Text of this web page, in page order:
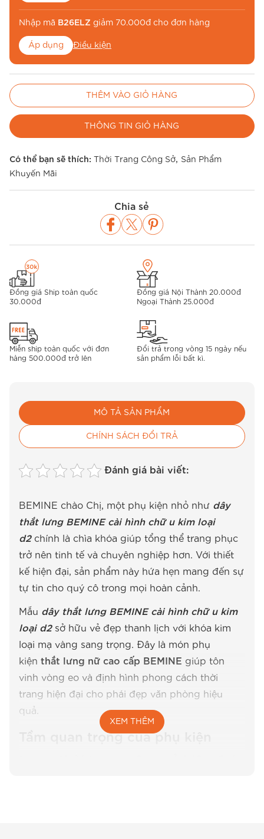
Nhập mã B26ELZ giảm 70.000đ cho đơn hàng
Áp dụng Điều kiện
Nhập mãBE26MUAđể miễn phí vận chuyển
Điều kiện
THÊM VÀO GIỎ HÀNG
THÔNG TIN GIỎ HÀNG
Có thể bạn sẽ thích: Thời Trang Công Sở, Sản Phẩm
Khuyến Mãi
Chia sẻ
Đồng giá Ship toàn quốc
30.000đ
Đồng giá Nội Thành 20.000đ
Ngoại Thành 25.000đ
Miễn ship toàn quốc với đơn
hàng 500.000đ trở lên
Đổi trả trong vòng 15 ngày nếu
sản phẩm lỗi bất kì.
MÔ TẢ SẢN PHẨM
CHÍNH SÁCH ĐỔI TRẢ
Đánh giá bài viết:
BEMINE chào Chị, một phụ kiện nhỏ như dây
thắt lưng BEMINE cài hình chữ u kim loại
d2chính là chìa khóa giúp tổng thể trang phục
trở nên tinh tế và chuyên nghiệp hơn. Với thiết
kế hiện đại, sản phẩm này hứa hẹn mang đến sự
tự tin cho quý cô trong mọi hoàn cảnh.
Mẫu dây thắt lưng BEMINE cài hình chữ u kim
loại d2sở hữu vẻ đẹp thanh lịch với khóa kim
loại mạ vàng sang trọng. Đây là món phụ
kiện thắt lưng nữ cao cấp BEMINE giúp tôn
vinh vòng eo và định hình phong cách thời
trang hiện đại cho phái đẹp văn phòng hiệu
quả.
Tầm quan trọng của phụ kiện
XEM THÊM